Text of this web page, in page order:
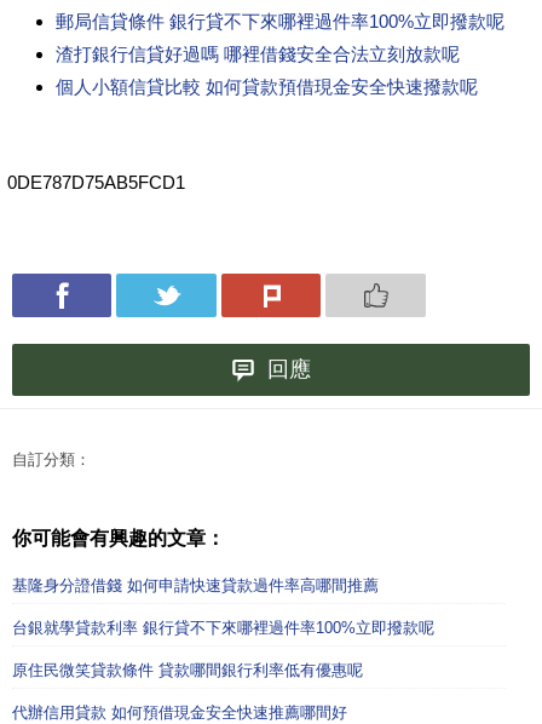
郵局信貸條件 銀行貸不下來哪裡過件率100%立即撥款呢
渣打銀行信貸好過嗎 哪裡借錢安全合法立刻放款呢
個人小額信貸比較 如何貸款預借現金安全快速撥款呢
0DE787D75AB5FCD1
回應
自訂分類：
你可能會有興趣的文章：
基隆身分證借錢 如何申請快速貸款過件率高哪間推薦
台銀就學貸款利率 銀行貸不下來哪裡過件率100%立即撥款呢
原住民微笑貸款條件 貸款哪間銀行利率低有優惠呢
代辦信用貸款 如何預借現金安全快速推薦哪間好